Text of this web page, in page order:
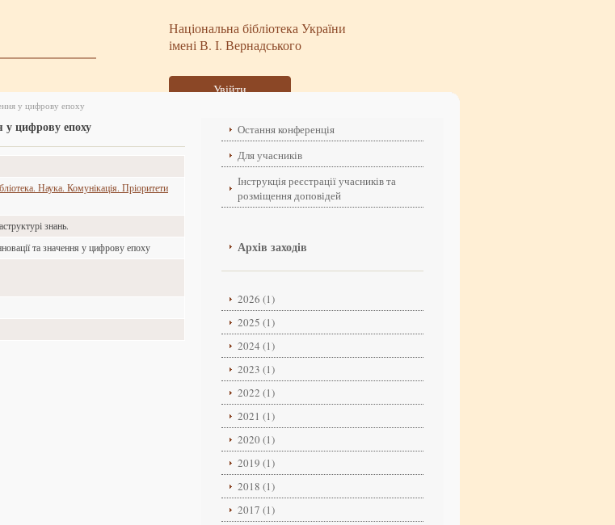
Національна бібліотека України
імені В. І. Вернадського
Увійти
у цифрову епоху
у цифрову епоху
Наука. Комунікація. Пріоритети
знань.
та значення у цифрову епоху
Остання конференція
Для учасників
Інструкція реєстрації учасників та
розміщення доповідей
Архів заходів
2026 (1)
2025 (1)
2024 (1)
2023 (1)
2022 (1)
2021 (1)
2020 (1)
2019 (1)
2018 (1)
2017 (1)